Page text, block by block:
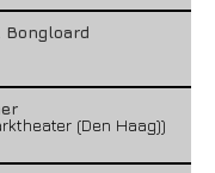
Bongloard
(Den Haag))